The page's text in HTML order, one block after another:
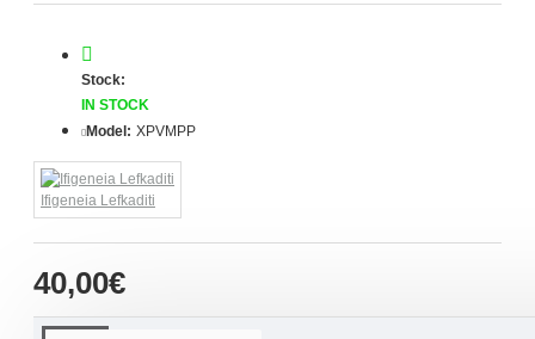
40,00€
Stock:
IN STOCK
Model: XPVMPP
Ifigeneia Lefkaditi